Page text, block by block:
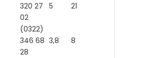
320 27
02
5 21
(0322)
346 68
28
3,8 8